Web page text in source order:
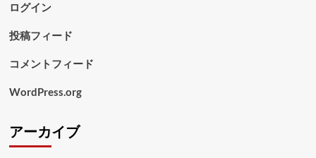
ログイン
投稿フィード
コメントフィード
WordPress.org
アーカイブ